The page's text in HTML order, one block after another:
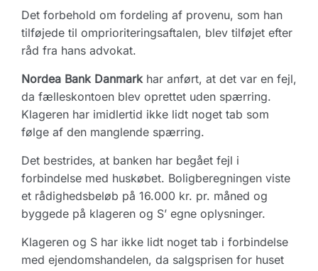
Det forbehold om fordeling af provenu, som han
tilføjede til omprioriteringsaftalen, blev tilføjet efter
råd fra hans advokat.
Nordea Bank Danmarkhar anført, at det var en fejl,
da fælleskontoen blev oprettet uden spærring.
Klageren har imidlertid ikke lidt noget tab som
følge af den manglende spærring.
Det bestrides, at banken har begået fejl i
forbindelse med huskøbet. Boligberegningen viste
et rådighedsbeløb på 16.000 kr. pr. måned og
byggede på klageren og S’ egne oplysninger.
Klageren og S har ikke lidt noget tab i forbindelse
med ejendomshandelen, da salgsprisen for huset